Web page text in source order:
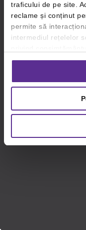
traficului de pe site.
reclame și conținut
permite să
intermediul rețelelor
consimțământul
setările dvs. de
privind utilizarea